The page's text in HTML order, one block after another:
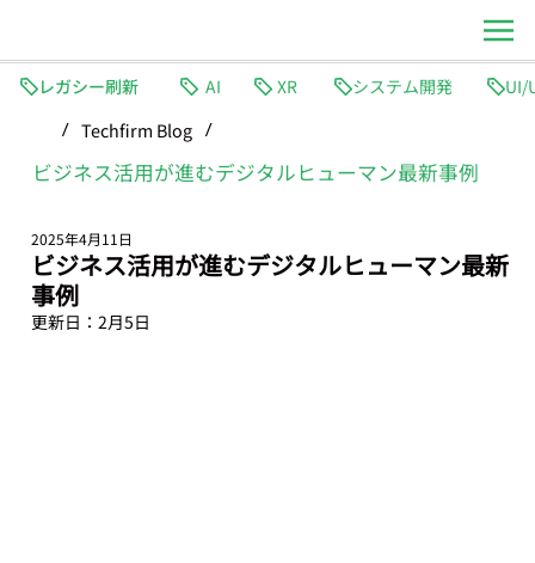
レガシー刷新 AI XR
システム開発
/ Techfirm Blog /
ビジネス活用が進むデジタルヒューマン最新事例
ビジネス活用が進むデジタルヒューマン最新
事例
2025年4月11日
更新日： 2月5日